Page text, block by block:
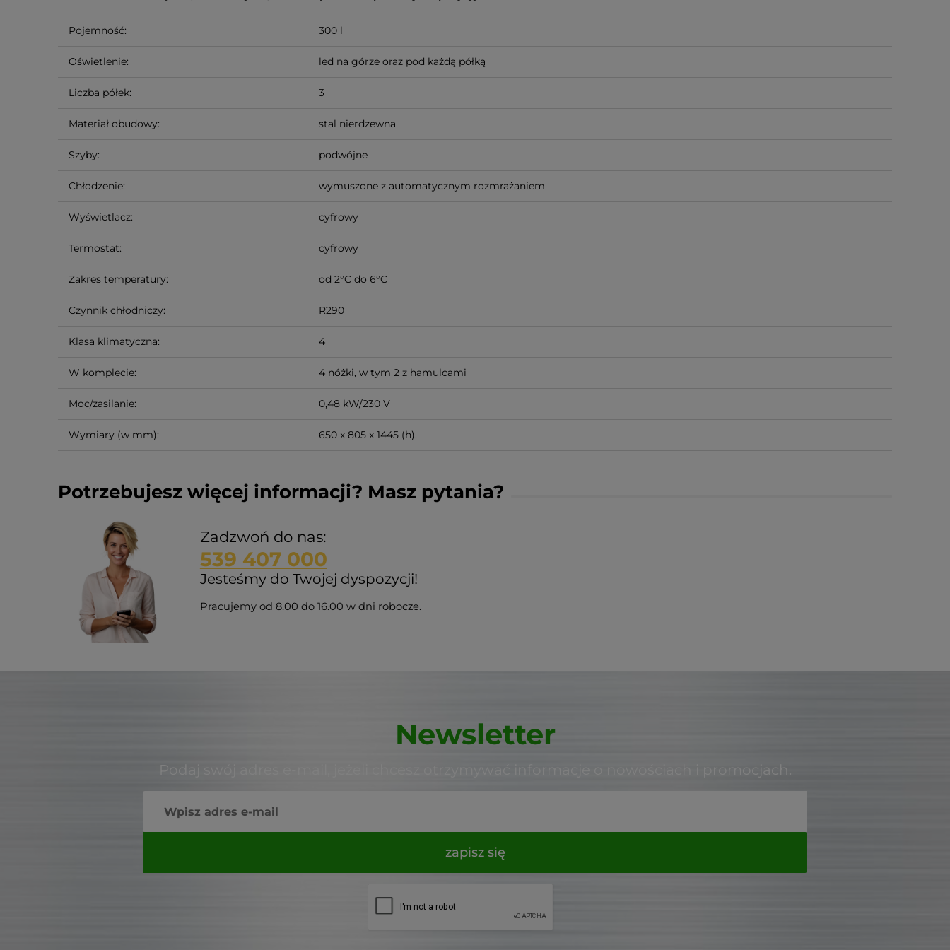
Pojemność: 300 l
Oświetlenie: led na górze oraz pod każdą półką
Liczba półek: 3
Materiał obudowy: stal nierdzewna
Szyby: podwójne
Chłodzenie: wymuszone z automatycznym rozmrażaniem
Wyświetlacz: cyfrowy
Termostat: cyfrowy
Zakres temperatury: od 2°C do 6°C
Czynnik chłodniczy: R290
Klasa klimatyczna: 4
W komplecie: 4 nóżki, w tym 2 z hamulcami
Moc/zasilanie: 0,48 kW/230 V
Wymiary (w mm): 650 x 805 x 1445 (h).
Potrzebujesz więcej informacji? Masz pytania?
Zadzwoń do nas:
539 407 000
Jesteśmy do Twojej dyspozycji!
Pracujemy od 8.00 do 16.00 w dni robocze.
Newsletter
Podaj swój adres e-mail, jeżeli chcesz otrzymywać informacje o nowościach i promocjach.
zapisz się